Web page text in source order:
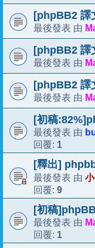
[phpBB2 譯
最後發表 由
[phpBB2 譯
最後發表 由
[phpBB2 譯
最後發表 由
[初稿
最後發表 由
回覆: 1
[釋出]
最後發表 由
回覆: 9
[初稿
最後發表 由
回覆: 1